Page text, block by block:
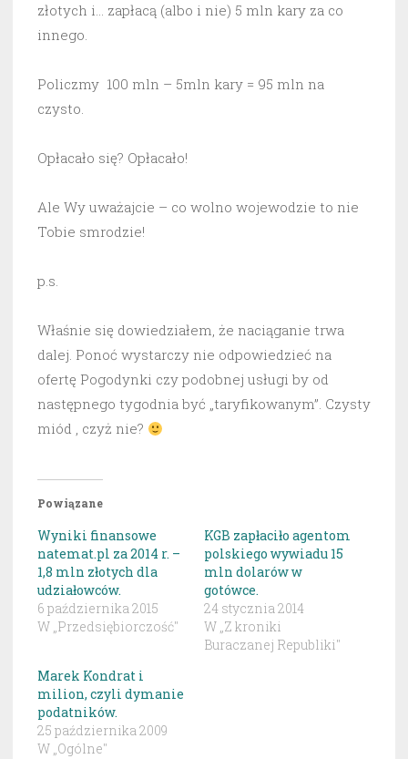
złotych i… zapłacą (albo i nie) 5 mln kary za co
innego.
Policzmy 100 mln – 5mln kary = 95 mln na
czysto.
Opłacało się? Opłacało!
Ale Wy uważajcie – co wolno wojewodzie to nie
Tobie smrodzie!
p.s.
Właśnie się dowiedziałem, że naciąganie trwa
dalej. Ponoć wystarczy nie odpowiedzieć na
ofertę Pogodynki czy podobnej usługi by od
następnego tygodnia być „taryfikowanym”. Czysty
miód , czyż nie?
Powiązane
Wyniki finansowe
natemat.pl za 2014 r. –
1,8 mln złotych dla
udziałowców.
6 października 2015
W „Przedsiębiorczość"
KGB zapłaciło agentom
polskiego wywiadu 15
mln dolarów w
gotówce.
24 stycznia 2014
W „Z kroniki
Buraczanej Republiki"
Marek Kondrat i
milion, czyli dymanie
podatników.
25 października 2009
W „Ogólne"